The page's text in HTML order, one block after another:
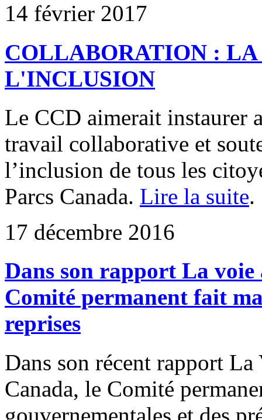
14 février 2017
COLLABORATION :
L'INCLUSION
Le CCD aimerait instaurer
travail collaborative et
l’inclusion de tous les
Parcs Canada. Lire la suite.
17 décembre 2016
Dans son rapport La voie
Comité permanent fait
reprises
Dans son récent rapport
Canada, le Comité
gouvernementales et des